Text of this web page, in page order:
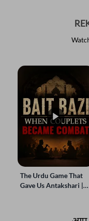
The Urdu Game That
Gave Us Antakshari |